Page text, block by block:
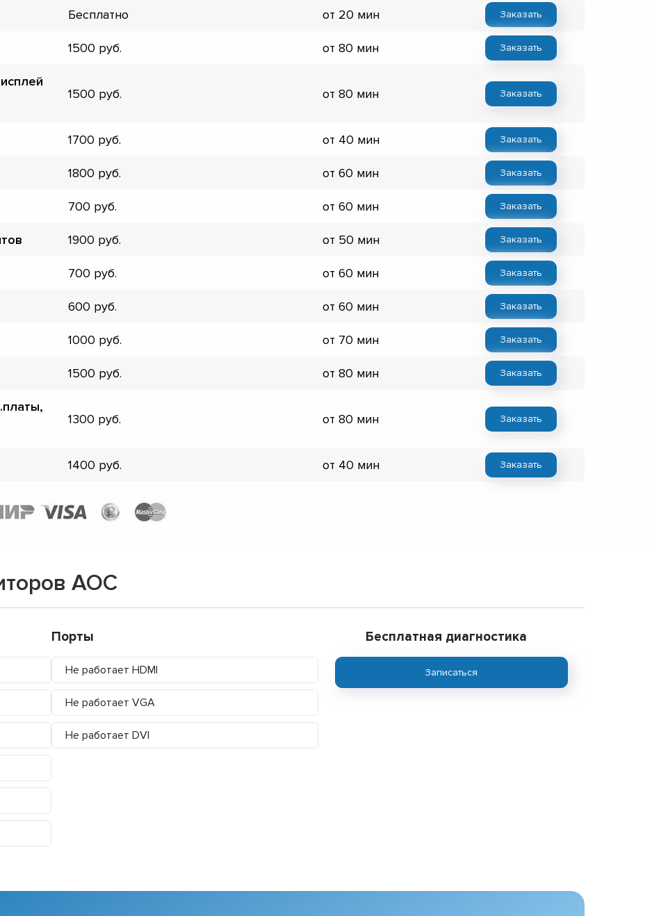
Бесплатно от 20 мин Заказать
1500 от 80 мин Заказать
1500 от 80 мин Заказать
1700 от 40 мин Заказать
1800 от 60 мин Заказать
700 от 60 мин Заказать
1900 от 50 мин Заказать
700 от 60 мин Заказать
600 от 60 мин Заказать
1000 от 70 мин Заказать
1500 от 80 мин Заказать
1300 от 80 мин Заказать
1400 от 40 мин Заказать
AOC
Порты
Не работает HDMI
Не работает VGA
Не работает DVI
Бесплатная диагностика
Записаться